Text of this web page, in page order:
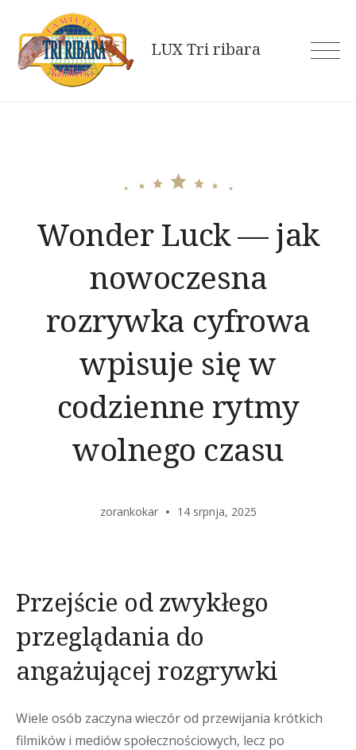
content
LUX Tri ribara
Wonder Luck — jak
nowoczesna
rozrywka cyfrowa
wpisuje się w
codzienne rytmy
wolnego czasu
zorankokar 14 srpnja, 2025
Przejście od zwykłego
przeglądania do
angażującej rozgrywki
Wiele osób zaczyna wieczór od przewijania krótkich
filmików i mediów społecznościowych, lecz po